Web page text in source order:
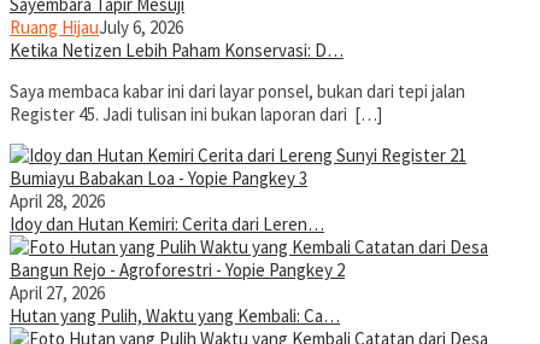
Ruang HijauJuly 6, 2026
Ketika Netizen Lebih Paham Konservasi: D…
Saya membaca kabar ini dari layar ponsel, bukan dari tepi jalan
Register 45. Jadi tulisan ini bukan laporan dari […]
April 28, 2026
Idoy dan Hutan Kemiri: Cerita dari Leren…
April 27, 2026
Hutan yang Pulih, Waktu yang Kembali: Ca…